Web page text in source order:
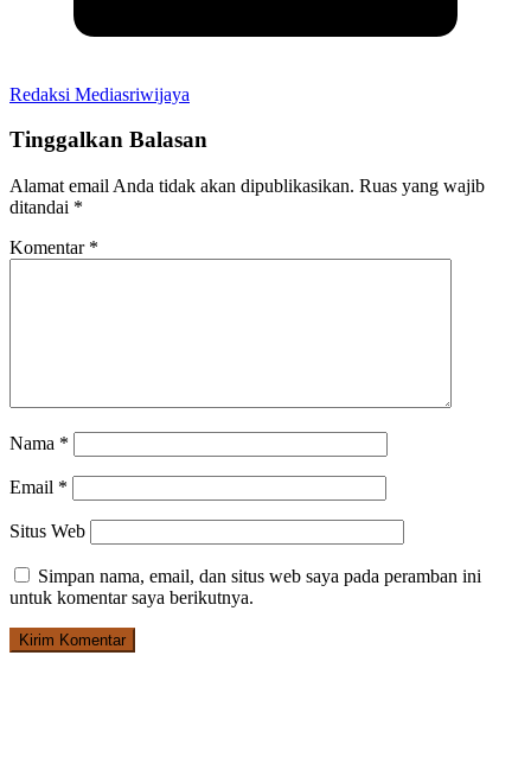
Redaksi Mediasriwijaya
Tinggalkan Balasan
Alamat email Anda tidak akan dipublikasikan. Ruas yang wajib
ditandai *
Komentar *
Nama *
Email *
Situs Web
Simpan nama, email, dan situs web saya pada peramban ini
untuk komentar saya berikutnya.